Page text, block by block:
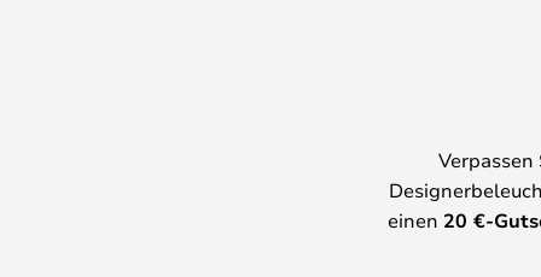
Verpassen
einen 20 €-